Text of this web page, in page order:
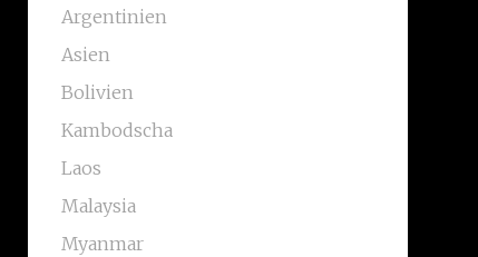
Argentinien
Asien
Bolivien
Kambodscha
Laos
Malaysia
Myanmar